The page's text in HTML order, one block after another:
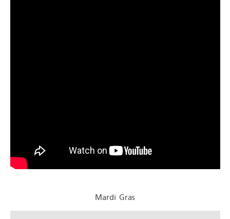
Mardi Gras